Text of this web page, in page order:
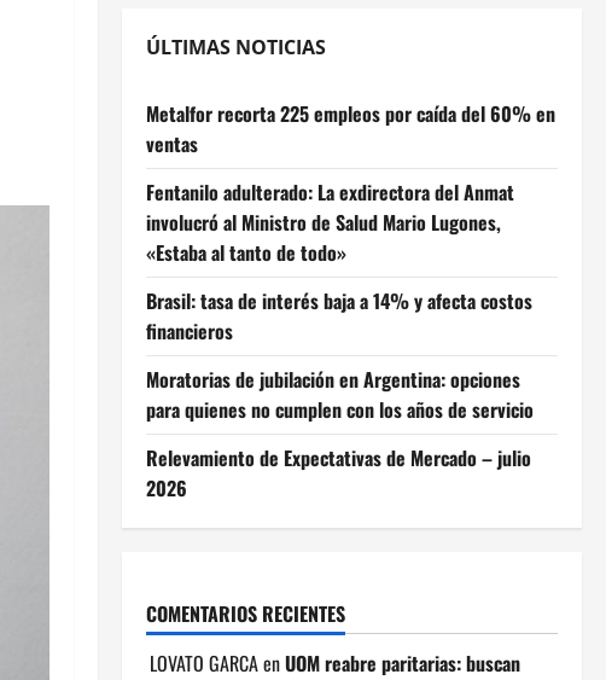
ÚLTIMAS NOTICIAS
Metalfor recorta 225 empleos por caída del 60% en
ventas
Fentanilo adulterado: La exdirectora del Anmat
involucró al Ministro de Salud Mario Lugones,
«Estaba al tanto de todo»
Brasil: tasa de interés baja a 14% y afecta costos
financieros
Moratorias de jubilación en Argentina: opciones
para quienes no cumplen con los años de servicio
Relevamiento de Expectativas de Mercado – julio
2026
COMENTARIOS RECIENTES
LOVATO GARCAenUOM reabre paritarias: buscan